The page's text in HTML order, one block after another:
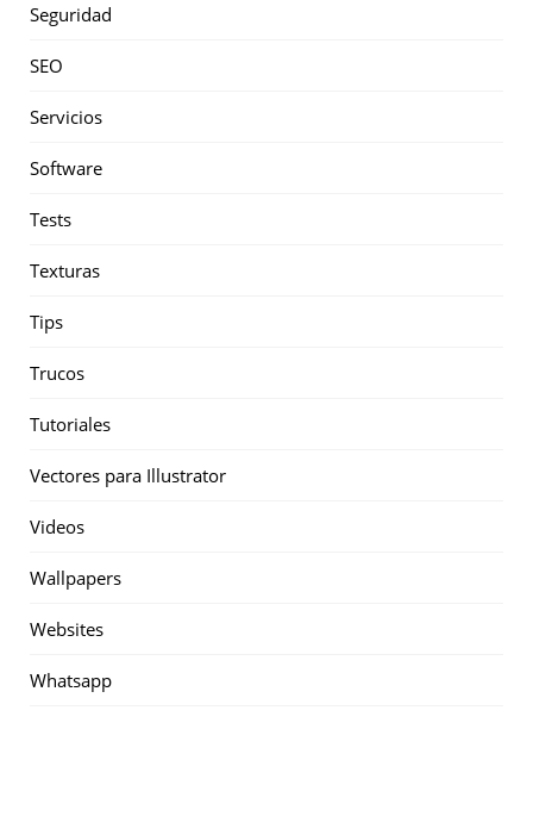
Seguridad
SEO
Servicios
Software
Tests
Texturas
Tips
Trucos
Tutoriales
Vectores para Illustrator
Videos
Wallpapers
Websites
Whatsapp